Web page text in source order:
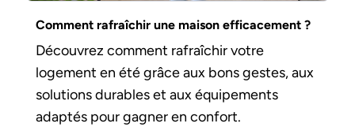
Comment rafraîchir une maison efficacement ?
Découvrez comment rafraîchir votre
logement en été grâce aux bons gestes, aux
solutions durables et aux équipements
adaptés pour gagner en confort.